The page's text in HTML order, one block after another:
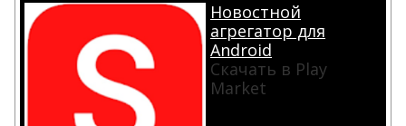
Новостной
агрегатор для
Android
Скачать в Play
Market